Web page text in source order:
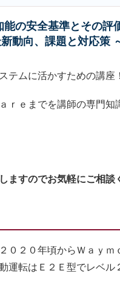
の安全基準とその評
動向、課題と対応策
テムに活かすための講座！
ｒｅまでを講師の専門知
ますのでお気軽にご相談
０２０年頃からＷａｙｍ
運転はＥ２Ｅ型でレベル